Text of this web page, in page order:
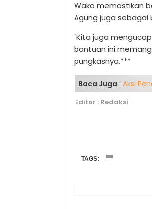
Wako memastikan
Agung juga sebagai
"Kita juga
bantuan ini
pungkasnya.***
Baca Juga : Aksi
Editor : Redaksi
TAGS: